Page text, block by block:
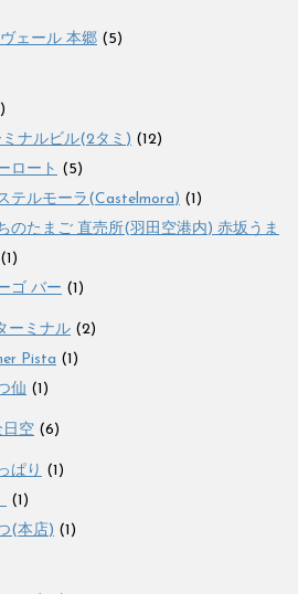
ェール 本郷 (5)
ナルビル(2タミ) (12)
ロート (5)
テルモーラ(Castelmora) (1)
のたまご 直売所(羽田空港内) 赤坂うま
(1)
ゴ バー (1)
ーミナル (2)
Pista (1)
仙 (1)
空 (6)
ぱり (1)
(1)
(本店) (1)